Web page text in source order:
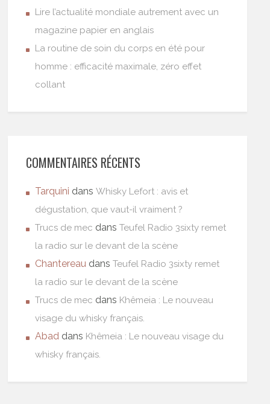
Lire l’actualité mondiale autrement avec un
magazine papier en anglais
La routine de soin du corps en été pour
homme : efficacité maximale, zéro effet
collant
COMMENTAIRES RÉCENTS
Tarquini dansWhisky Lefort : avis et
dégustation, que vaut-il vraiment ?
Trucs de mec dansTeufel Radio 3sixty remet
la radio sur le devant de la scène
Chantereau dansTeufel Radio 3sixty remet
la radio sur le devant de la scène
Trucs de mec dans Khêmeia : Le nouveau
visage du whisky français.
Abad dans Khêmeia : Le nouveau visage du
whisky français.